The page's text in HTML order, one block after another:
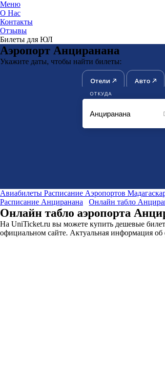
Меню
О Нас
Контакты
Отзывы
Билеты для ЮЛ
Аэропорт Анциранана
Укажите даты, чтобы найти билеты:
Отели Авто
ОТКУДА
Авиабилеты Расписание Аэропортов
Расписание Анциранана
Онлайн табло
Онлайн табло аэропорта
На UniTicket.ru вы можете купить дешевые
официальном сайте. Актуальная информация об